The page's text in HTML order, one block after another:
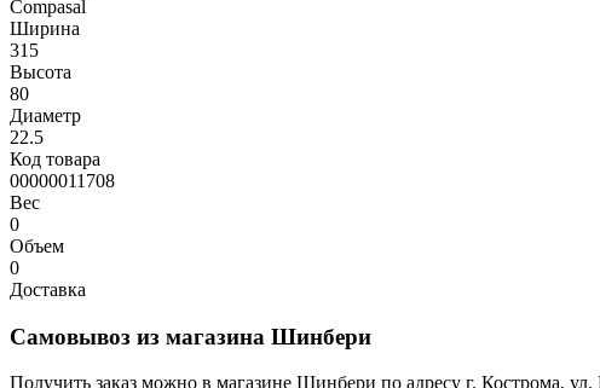
Compasal
Ширина
315
Высота
80
Диаметр
22.5
Код товара
00000011708
Вес
0
Объем
0
Доставка
Самовывоз из магазина Шинбери
Получить заказ можно в магазине Шинбери по адресу г. Кострома,